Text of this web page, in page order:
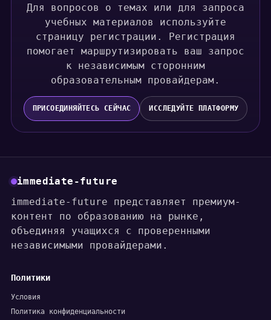
Для вопросов о темах или для запроса
учебных материалов используйте
страницу регистрации. Регистрация
помогает маршрутизировать ваш запрос
к независимым сторонним
образовательным провайдерам.
ПРИСОЕДИНЯЙТЕСЬ СЕЙЧАС ИССЛЕДУЙТЕ ПЛАТФОРМУ
immediate-future
immediate-future представляет премиум-
контент по образованию на рынке,
объединяя учащихся с проверенными
независимыми провайдерами.
Политики
Условия
Политика конфиденциальности